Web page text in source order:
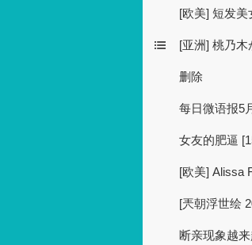
[欧美] 短发美
[亚洲] 桃乃木
删除
每日微语报5
女友的肥逼
[欧美] Alissa
[兲朝浮世绘
断亲现象越